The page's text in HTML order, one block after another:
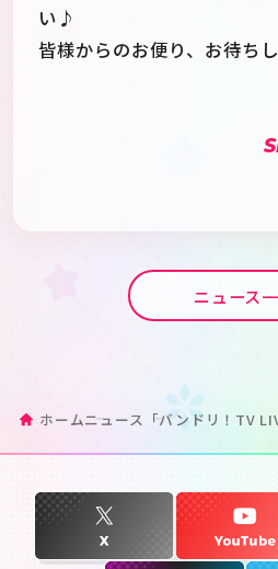
い♪
皆様からのお便り、お待ち
ニュース
ホームニュース 「バンドリ！TV